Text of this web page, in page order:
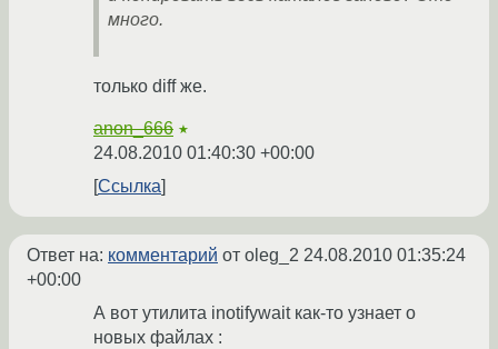
много.
только diff же.
anon_666 ★
24.08.2010 01:40:30 +00:00
Ссылка
Ответ на: комментарий от oleg_2 24.08.2010 01:35:24
+00:00
А вот утилита inotifywait как-то узнает о
новых файлах :